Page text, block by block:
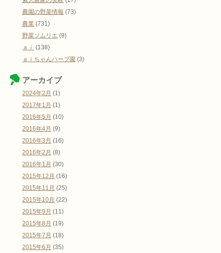
農園の野菜情報 (73)
農業 (731)
野菜ソムリエ (9)
ａｉ (138)
ａｉちゃんハーブ園 (3)
アーカイブ
2024年2月 (1)
2017年1月 (1)
2016年5月 (10)
2016年4月 (9)
2016年3月 (16)
2016年2月 (8)
2016年1月 (30)
2015年12月 (16)
2015年11月 (25)
2015年10月 (22)
2015年9月 (11)
2015年8月 (19)
2015年7月 (18)
2015年6月 (35)